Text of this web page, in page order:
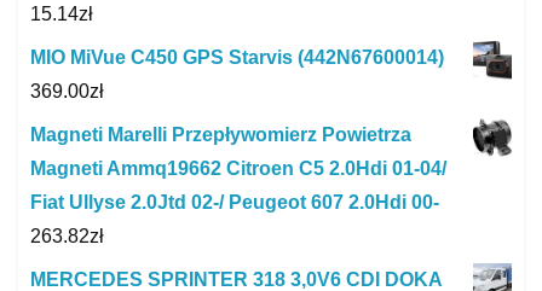
15.14zł
MIO MiVue C450 GPS Starvis (442N67600014)
369.00zł
Magneti Marelli Przepływomierz Powietrza
Magneti Ammq19662 Citroen C5 2.0Hdi 01-04/
Fiat Ullyse 2.0Jtd 02-/ Peugeot 607 2.0Hdi 00-
263.82zł
MERCEDES SPRINTER 318 3,0V6 CDI DOKA